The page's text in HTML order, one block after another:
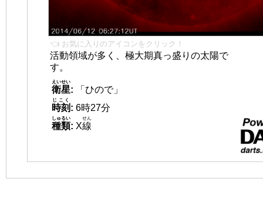
👈 お気に入りのアイコンをクリック！
活動領域が多く、極大期真っ盛りの太陽で
す。
衛星
えいせい
:
「ひので」
時刻
じこく
: 6時27分
種類
しゅるい
: X線
せん